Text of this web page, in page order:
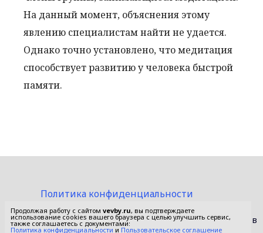
На данный момент, объяснения этому
явлению специалистам найти не удается.
Однако точно установлено, что медитация
способствует развитию у человека быстрой
памяти.
Политика конфиденциальности
Пользовательское соглашение
© 2015-2026 Сетевое издание «Фактом». Зарегистрировано в
Федеральной службе по надзору в сфере связи,
Продолжая работу с сайтом vevby.ru, вы подтверждаете
использование cookies вашего браузера с целью улучшить сервис,
также соглашаетесь с документами:
Политика конфиденциальности и Пользовательское соглашение